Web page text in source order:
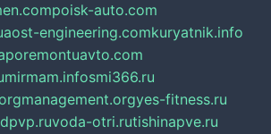
poisk-auto.com
ost-engineering.comkuryatnik.info
poremontuavto.com
mirmam.infosmi366.ru
yes-fitness.ru
voda-otri.rutishinapve.ru